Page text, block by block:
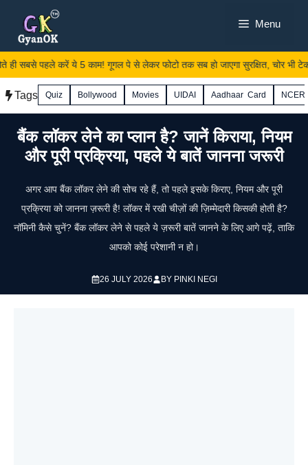
content
Menu
ही सबसे पहले करें ये 5 काम! गूगल पे से लेकर फोटो तक सब हो जाएगा सुरक्षित, चोर भी टेक
Tags Quiz Bollywood Movies UIDAI Aadhaar Card
बैंक लॉकर लेने का प्लान है? जानें किराया, नियम
और पूरी प्रक्रिया, पहले ये बातें जानना जरूरी
अगर आप बैंक लॉकर लेने की सोच रहे हैं, तो पहले इसके किराए, नियम और पूरी
प्रक्रिया को जानना ज़रूरी है! लॉकर में रखी चीज़ों की ज़िम्मेदारी किसकी होती है?
नॉमिनी कैसे चुनें? बैंक लॉकर लेने से पहले ये ज़रूरी बातें जानने के लिए आगे पढ़ें, ताकि
आपको कोई परेशानी न हो।
26 JULY 2026 BY PINKI NEGI